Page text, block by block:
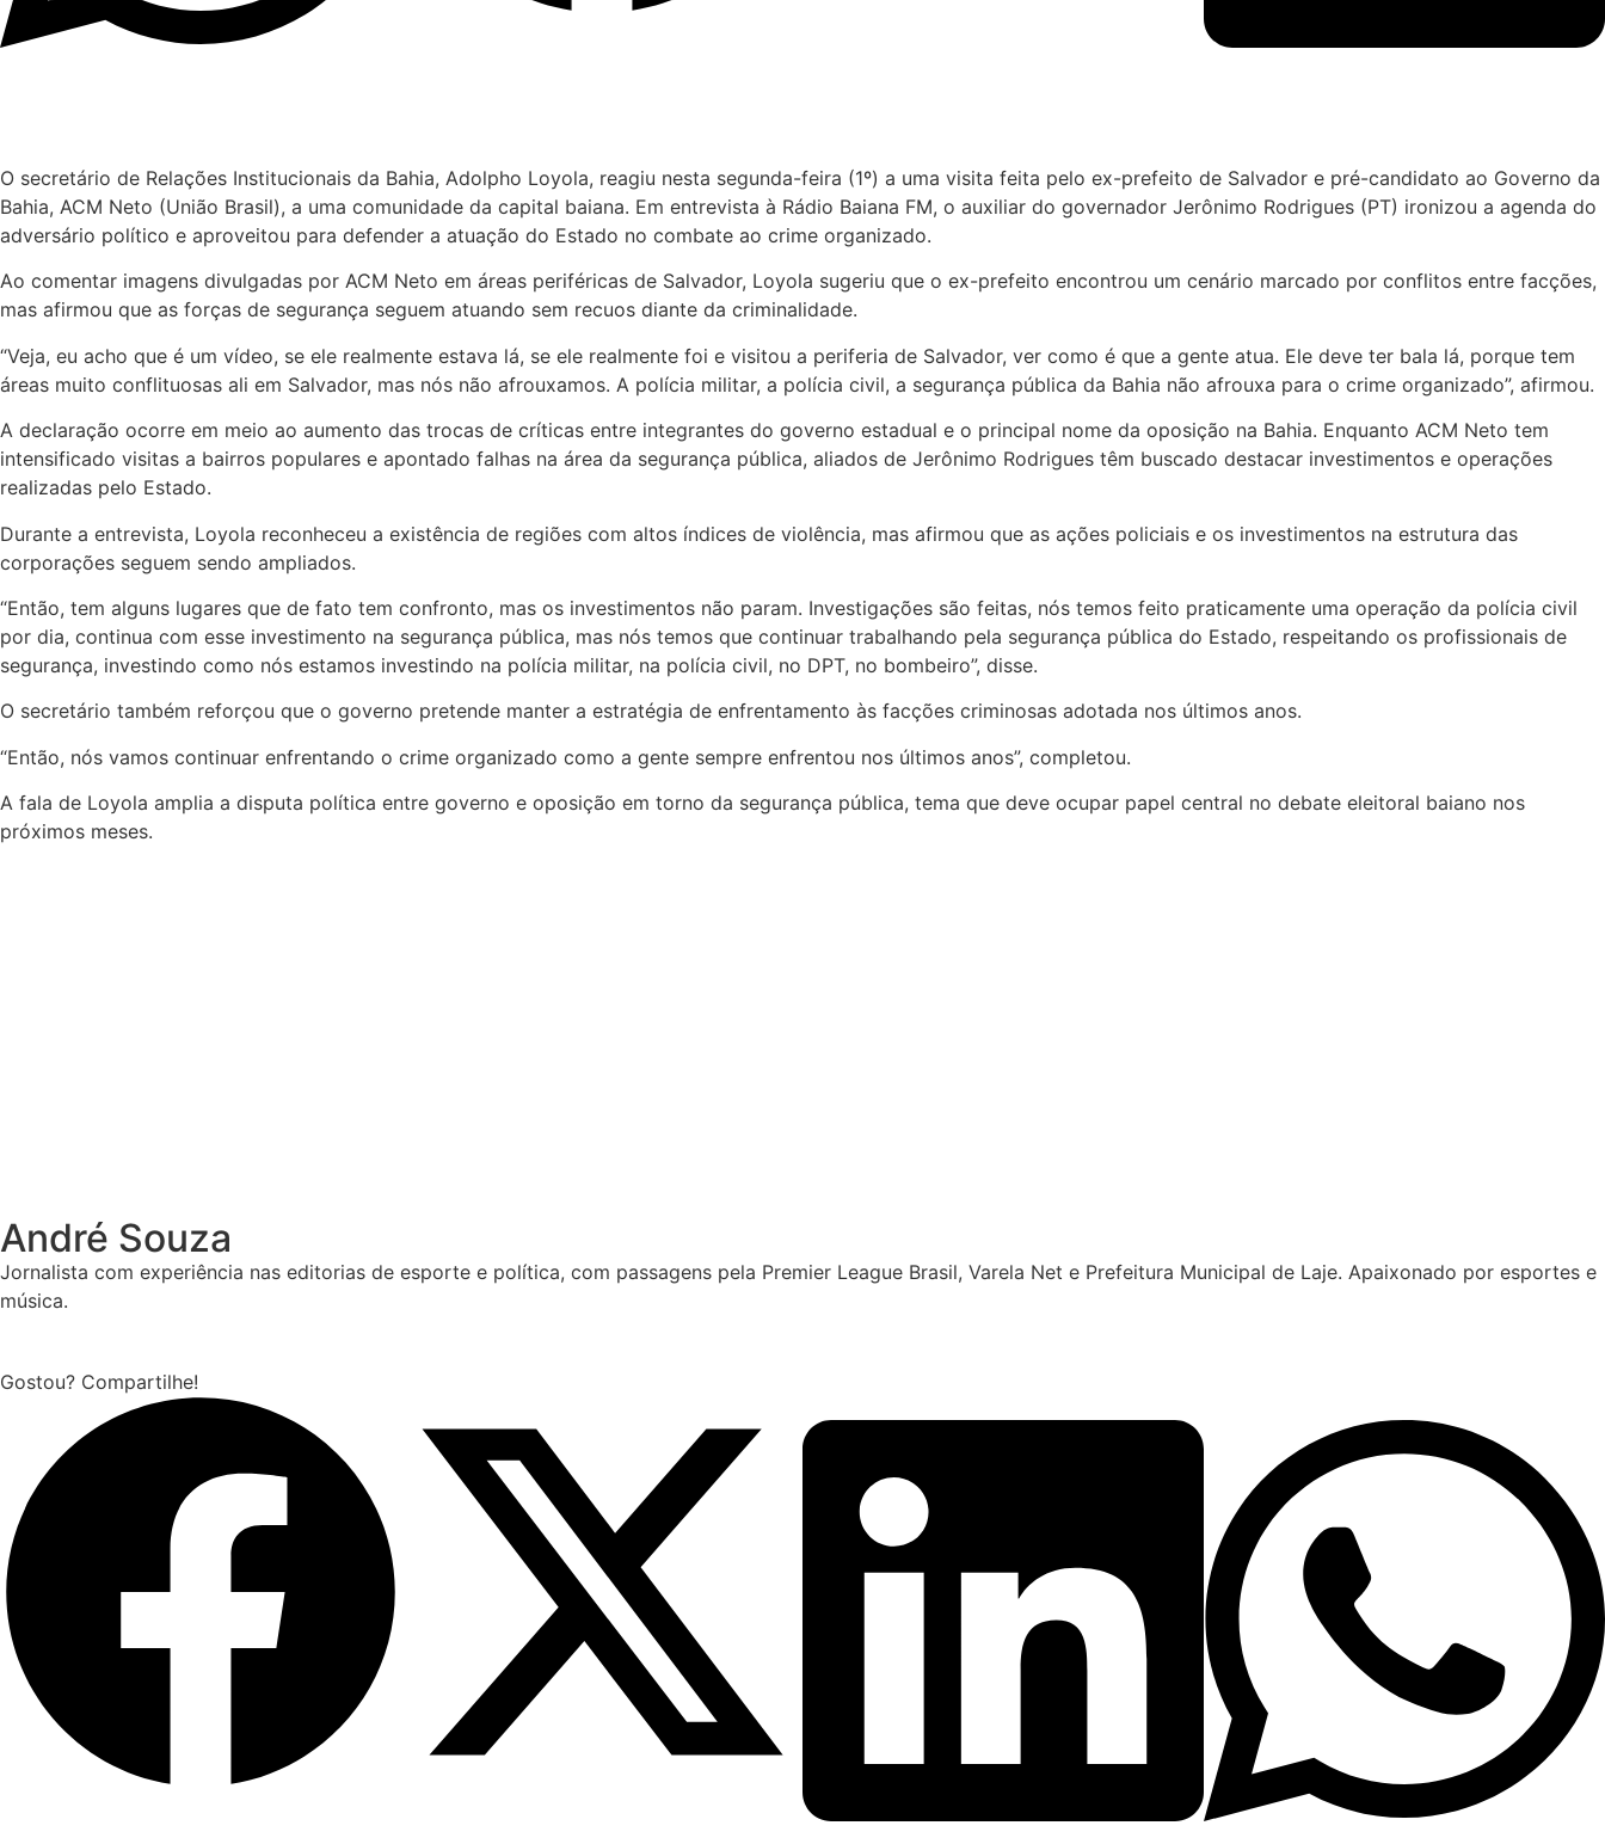
O secretário de Relações Institucionais da Bahia, Adolpho Loyola, reagiu nesta segunda-feira (1º) a uma visita feita pelo ex-prefeito de Salvador e pré-candidato ao Governo da
Bahia, ACM Neto (União Brasil), a uma comunidade da capital baiana. Em entrevista à Rádio Baiana FM, o auxiliar do governador Jerônimo Rodrigues (PT) ironizou a agenda do
adversário político e aproveitou para defender a atuação do Estado no combate ao crime organizado.
Ao comentar imagens divulgadas por ACM Neto em áreas periféricas de Salvador, Loyola sugeriu que o ex-prefeito encontrou um cenário marcado por conflitos entre facções,
mas afirmou que as forças de segurança seguem atuando sem recuos diante da criminalidade.
“Veja, eu acho que é um vídeo, se ele realmente estava lá, se ele realmente foi e visitou a periferia de Salvador, ver como é que a gente atua. Ele deve ter bala lá, porque tem
áreas muito conflituosas ali em Salvador, mas nós não afrouxamos. A polícia militar, a polícia civil, a segurança pública da Bahia não afrouxa para o crime organizado”, afirmou.
A declaração ocorre em meio ao aumento das trocas de críticas entre integrantes do governo estadual e o principal nome da oposição na Bahia. Enquanto ACM Neto tem
intensificado visitas a bairros populares e apontado falhas na área da segurança pública, aliados de Jerônimo Rodrigues têm buscado destacar investimentos e operações
realizadas pelo Estado.
Durante a entrevista, Loyola reconheceu a existência de regiões com altos índices de violência, mas afirmou que as ações policiais e os investimentos na estrutura das
corporações seguem sendo ampliados.
“Então, tem alguns lugares que de fato tem confronto, mas os investimentos não param. Investigações são feitas, nós temos feito praticamente uma operação da polícia civil
por dia, continua com esse investimento na segurança pública, mas nós temos que continuar trabalhando pela segurança pública do Estado, respeitando os profissionais de
segurança, investindo como nós estamos investindo na polícia militar, na polícia civil, no DPT, no bombeiro”, disse.
O secretário também reforçou que o governo pretende manter a estratégia de enfrentamento às facções criminosas adotada nos últimos anos.
“Então, nós vamos continuar enfrentando o crime organizado como a gente sempre enfrentou nos últimos anos”, completou.
A fala de Loyola amplia a disputa política entre governo e oposição em torno da segurança pública, tema que deve ocupar papel central no debate eleitoral baiano nos
próximos meses.
André Souza
Jornalista com experiência nas editorias de esporte e política, com passagens pela Premier League Brasil, Varela Net e Prefeitura Municipal de Laje. Apaixonado por esportes e
música.
Gostou? Compartilhe!